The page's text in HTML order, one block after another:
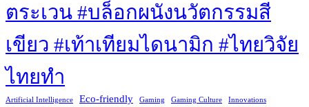
ตระเวน #บล็อกผนังนวัตกรรมสี
เขียว #เท้าเทียมไดนามิก #ไทยวิจัย
ไทยทำ
Artificial Intelligence Eco-friendly Gaming Gaming Culture Innovations